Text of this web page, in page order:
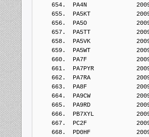
654.  PA4N
655.  PA5KT
656.  PA5O
657.  PA5TT
658.  PA5VK
659.  PA5WT
660.  PA7F
661.  PA7PYR
662.  PA7RA
663.  PA8F
664.  PA9CW
665.  PA9RD
666.  PB7XYL
667.  PC2F
668.  PD0HF